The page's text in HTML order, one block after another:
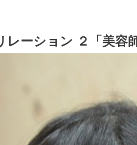
レーション ２「美容